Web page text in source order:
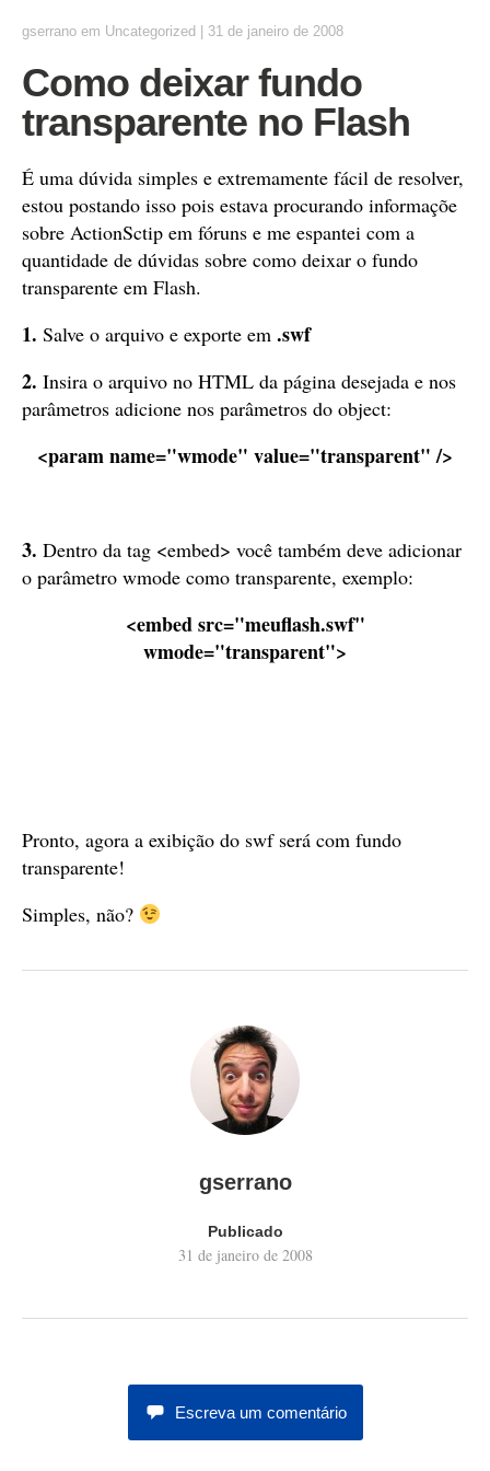
gserrano em Uncategorized 31 de janeiro de 2008
Como deixar fundo
transparente no Flash
É uma dúvida simples e extremamente fácil de resolver,
estou postando isso pois estava procurando informaçõe
sobre ActionSctip em fóruns e me espantei com a
quantidade de dúvidas sobre como deixar o fundo
transparente em Flash.
1. Salve o arquivo e exporte em .swf
2. Insira o arquivo no HTML da página desejada e nos
parâmetros adicione nos parâmetros do object:
<param name="wmode" value="transparent" />
3. Dentro da tag <embed> você também deve adicionar
o parâmetro wmode como transparente, exemplo:
<embed src="meuflash.swf"
wmode="transparent">
Pronto, agora a exibição do swf será com fundo
transparente!
Simples, não?
gserrano
Publicado
31 de janeiro de 2008
Escreva um comentário